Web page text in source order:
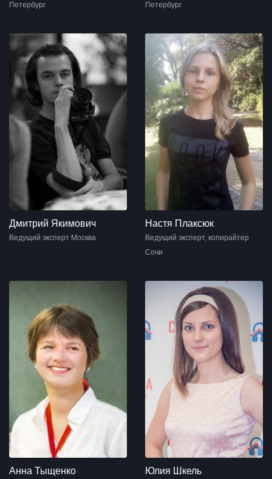
Петербург
Петербург
Дмитрий Якимович
Ведущий эксперт Москва
Настя Плаксюк
Ведущий эксперт, копирайтер
Сочи
Анна Тыщенко Юлия Шкель